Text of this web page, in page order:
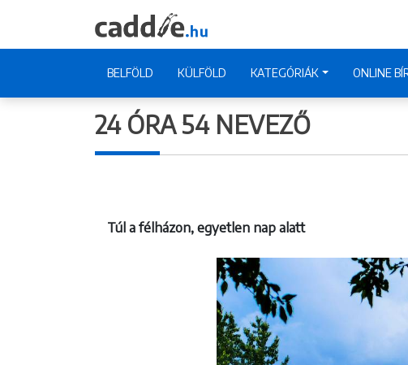
BELFÖLD KÜLFÖLD KATEGÓRIÁK ONLINE
24 ÓRA 54 NEVEZŐ
Túl a félházon, egyetlen nap alatt